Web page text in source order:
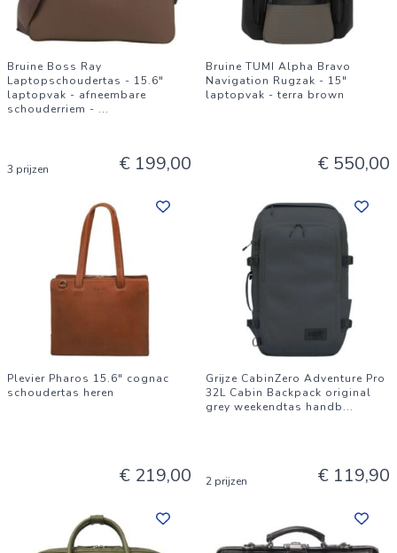
Bruine Boss Ray
Laptopschoudertas - 15.6"
laptopvak - afneembare
schouderriem - ...
3 prijzen € 199,00
Bruine TUMI Alpha Bravo
Navigation Rugzak - 15"
laptopvak - terra brown
€ 550,00
Plevier Pharos 15.6" cognac
schoudertas heren
€ 219,00
Grijze CabinZero Adventure Pro
32L Cabin Backpack original
grey weekendtas handb...
2 prijzen € 119,90